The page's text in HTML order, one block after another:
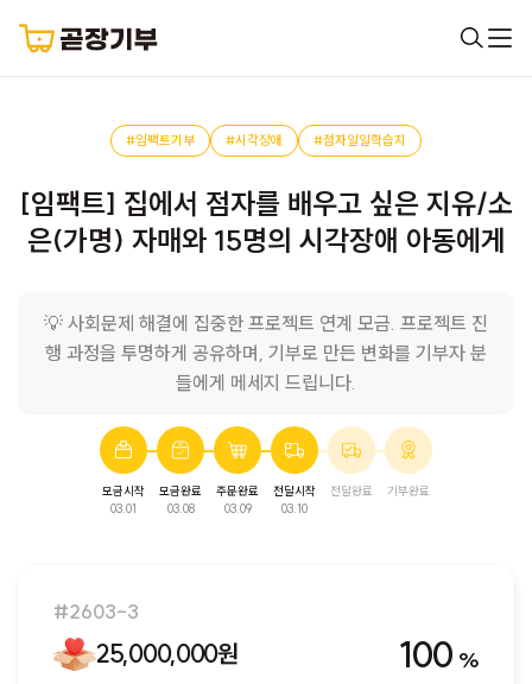
#임팩트기부 #시각장애 #점자일일학습지
[임팩트] 집에서 점자를 배우고 싶은 지유/소
은(가명) 자매와 15명의 시각장애 아동에게
💡 사회문제 해결에 집중한 프로젝트 연계 모금. 프로젝트 진
행 과정을 투명하게 공유하며, 기부로 만든 변화를 기부자 분
들에게 메세지 드립니다.
모금시작
03.01
모금완료
03.08
주문완료
03.09
전달시작
03.10
전달완료 기부완료
알림신청하기
#2603-3
25,000,000원 100 %